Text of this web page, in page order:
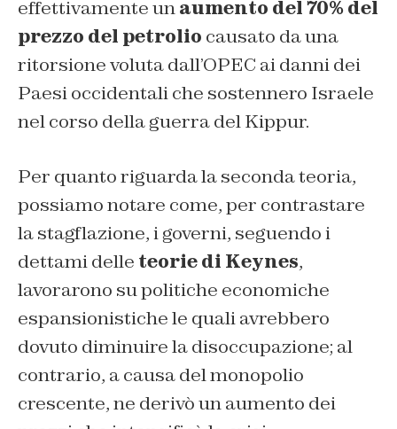
effettivamente unaumento del 70% del
prezzo del petrolio causato da una
ritorsione voluta dall’OPEC ai danni dei
Paesi occidentali che sostennero Israele
nel corso della guerra del Kippur.
Per quanto riguarda la seconda teoria,
possiamo notare come, per contrastare
la stagflazione, i governi, seguendo i
dettami delle teorie di Keynes,
lavorarono su politiche economiche
espansionistiche le quali avrebbero
dovuto diminuire la disoccupazione; al
contrario, a causa del monopolio
crescente, ne derivò un aumento dei